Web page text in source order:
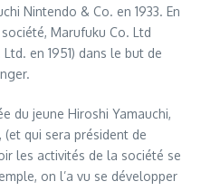
Nintendo & Co. en 1933. En
Marufuku Co. Ltd
en 1951) dans le but de
du jeune Hiroshi Yamauchi,
qui sera président de
les activités de la société se
on l’a vu se développer